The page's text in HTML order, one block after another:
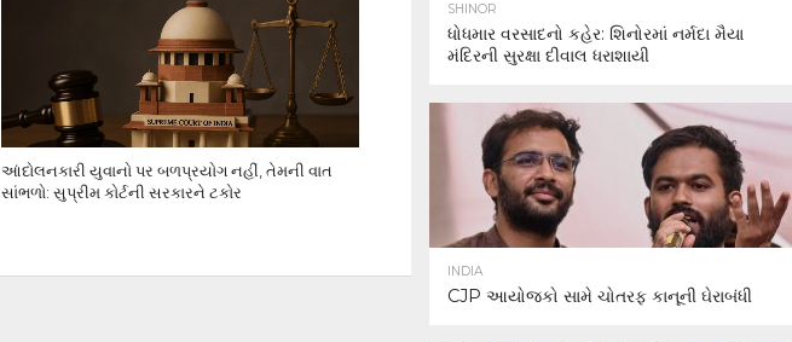
આંદોલનકારી યુવાનો પર બળપ્રયોગ નહીં, તેમની વાત
સાંભળો: સુપ્રીમ કોર્ટની સરકારને ટકોર
SHINOR
ધોધમાર વરસાદનો કહેર: શિનોરમાં નર્મદા મૈયા
મંદિરની સુરક્ષા દીવાલ ધરાશાયી
INDIA
CJP આયોજકો સામે ચોતરફ કાનૂની ઘેરાબંધી